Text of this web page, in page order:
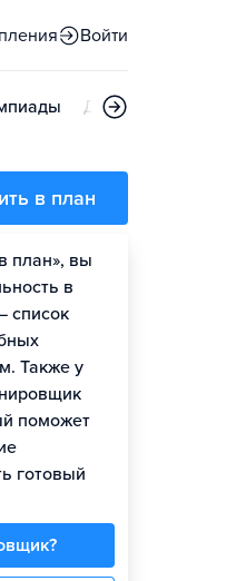
Войти
Дни открытых
в план
план», вы
в
список
Также у
поможет
готовый